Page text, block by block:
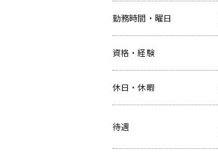
勤務時間 ・曜日
資格・経験
休日・休暇
待遇